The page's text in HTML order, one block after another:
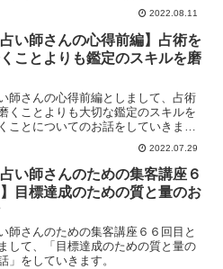
2022.08.11
占い師さんの心得前編】占術を
ことよりも鑑定のスキルを磨
師さんの心得前編としまして、占術
くことよりも大切な鑑定のスキルを
ことについてのお話をしていきま
2022.07.29
占い師さんのための集客講座６
】目標達成のための質と量のお
師さんのための集客講座６６回目と
して、「目標達成のための質と量の
」をしていきます。